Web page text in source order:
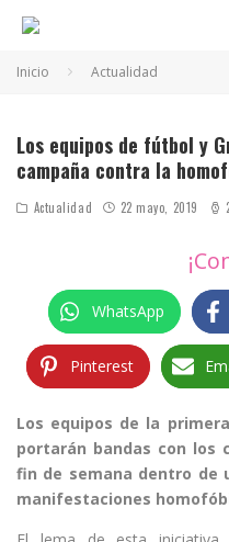
Inicio Actualidad
Los equipos de fútbol y
campaña contra la
Actualidad 22 mayo, 2019
WhatsApp
Pinterest
Los equipos de la
portarán bandas con los
fin de semana dentro de
manifestaciones